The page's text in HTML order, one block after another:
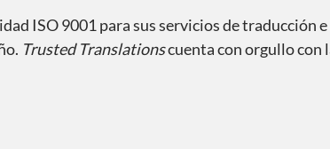
ISO 9001 para sus servicios de traducción
Trusted Translationscuenta con orgullo con